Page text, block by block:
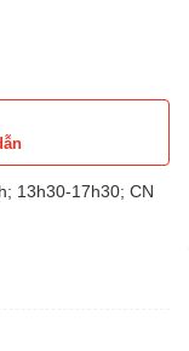
13h30-17h30; CN